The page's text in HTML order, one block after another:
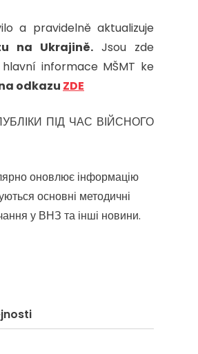
a pravidelně aktualizuje
na Ukrajině. Jsou zde
informace MŠMT ke
odkazu ZDE
ПІД ЧАС ВІЙСНОГО
оновлює інформацію
основні методичні
у ВНЗ та інші новини.